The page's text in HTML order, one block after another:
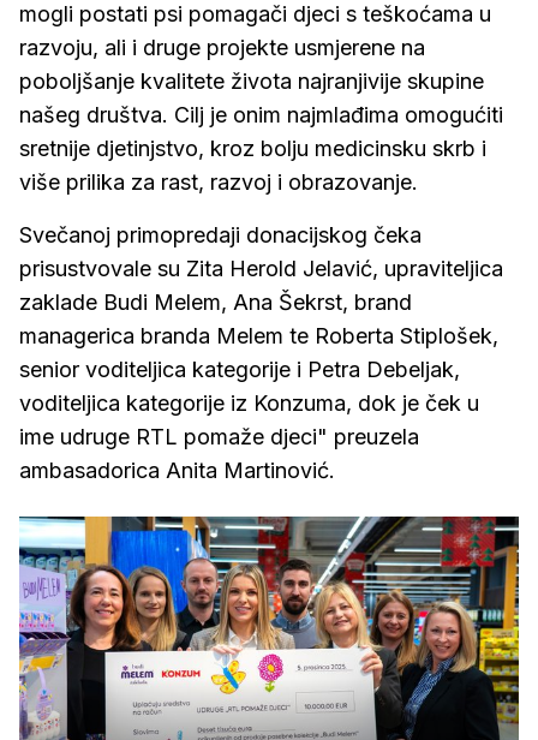
mogli postati psi pomagači djeci s teškoćama u
razvoju, ali i druge projekte usmjerene na
poboljšanje kvalitete života najranjivije skupine
našeg društva. Cilj je onim najmlađima omogućiti
sretnije djetinjstvo, kroz bolju medicinsku skrb i
više prilika za rast, razvoj i obrazovanje.
Svečanoj primopredaji donacijskog čeka
prisustvovale su Zita Herold Jelavić, upraviteljica
zaklade Budi Melem, Ana Šekrst, brand
managerica branda Melem te Roberta Stiplošek,
senior voditeljica kategorije i Petra Debeljak,
voditeljica kategorije iz Konzuma, dok je ček u
ime udruge RTL pomaže djeci" preuzela
ambasadorica Anita Martinović.